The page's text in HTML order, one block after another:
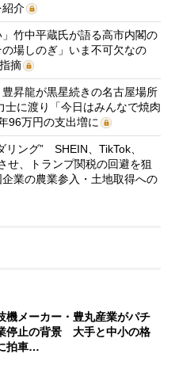
紹介
竹中平蔵氏が語る高市内閣の
場しのぎ」いま不可欠なの
摘
昇龍が黒星続きの名古屋場所
に渡り「今日はみんなで焼肉
96万円の支出増に
リング” SHEIN、TikTok、
、トランプ関税の回避を狙
業の農業参入・土地取得への
機メーカー・豊丸産業がパチ
停止の背景 大手と中小の格
拍車…